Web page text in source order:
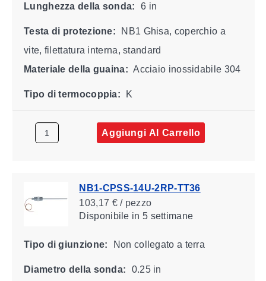
Lunghezza della sonda: 6 in
Testa di protezione:
NB1 Ghisa, coperchio a
vite, filettatura interna, standard
Materiale della guaina: Acciaio inossidabile 304
Tipo di termocoppia: K
Aggiungi Al Carrello
NB1-CPSS-14U-2RP-TT36
103,17 € / pezzo
Disponibile in 5 settimane
Tipo di giunzione: Non collegato a terra
Diametro della sonda: 0.25 in